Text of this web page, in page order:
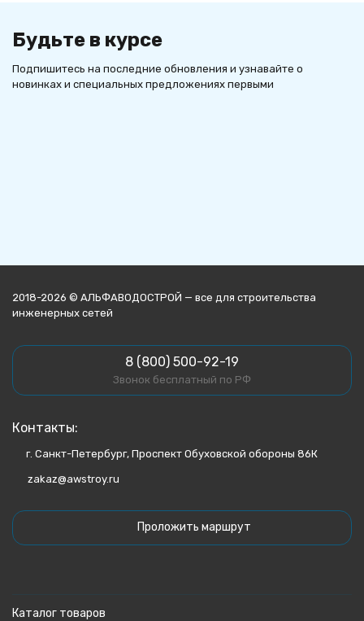
Будьте в курсе
Подпишитесь на последние обновления и узнавайте о
новинках и специальных предложениях первыми
2018-2026 © АЛЬФАВОДОСТРОЙ — все для строительства
инженерных сетей
8 (800) 500-92-19
Звонок бесплатный по РФ
Контакты:
г. Санкт-Петербург, Проспект Обуховской обороны 86К
zakaz@awstroy.ru
Проложить маршрут
Каталог товаров